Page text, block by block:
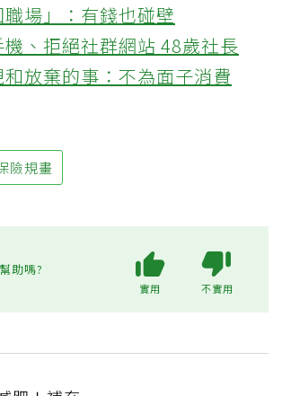
場」：有錢也碰壁
、拒絕社群網站 48歲社長
放棄的事：不為面子消費
險規畫
助嗎?
實用 不實用